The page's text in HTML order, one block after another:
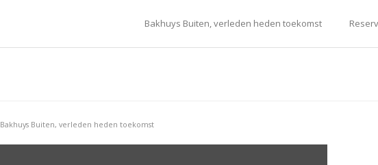
Bakhuys Buiten, verleden heden toekomst
Bakhuys Buiten, verleden heden toekomst